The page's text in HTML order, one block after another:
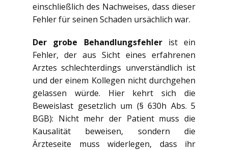
einschließlich des Nachweises, dass dieser
Fehler für seinen Schaden ursächlich war.
Der grobe Behandlungsfehlerist ein
Fehler, der aus Sicht eines erfahrenen
Arztes schlechterdings unverständlich ist
und der einem Kollegen nicht durchgehen
gelassen würde. Hier kehrt sich die
Beweislast gesetzlich um (§ 630h Abs. 5
BGB): Nicht mehr der Patient muss die
Kausalität beweisen, sondern die
Ärzteseite muss widerlegen, dass ihr